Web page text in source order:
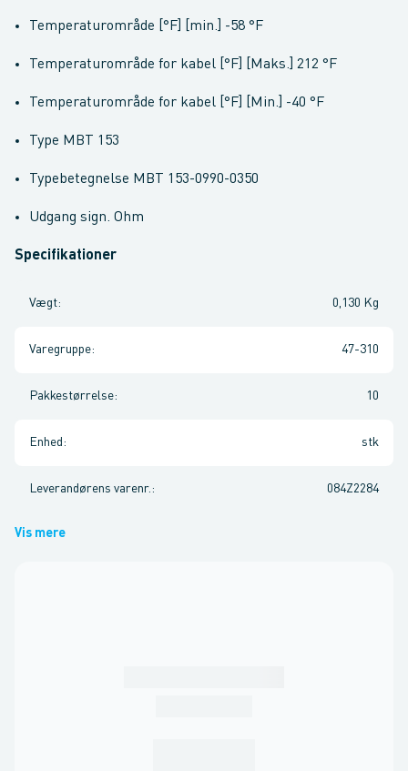
Temperaturområde [°F] [min.] -58 °F
Temperaturområde for kabel [°F] [Maks.] 212 °F
Temperaturområde for kabel [°F] [Min.] -40 °F
Type MBT 153
Typebetegnelse MBT 153-0990-0350
Udgang sign. Ohm
Specifikationer
Vægt: 0,130 Kg
Varegruppe: 47-310
Pakkestørrelse: 10
Enhed : stk
Leverandørens varenr. : 084Z2284
Vis mere